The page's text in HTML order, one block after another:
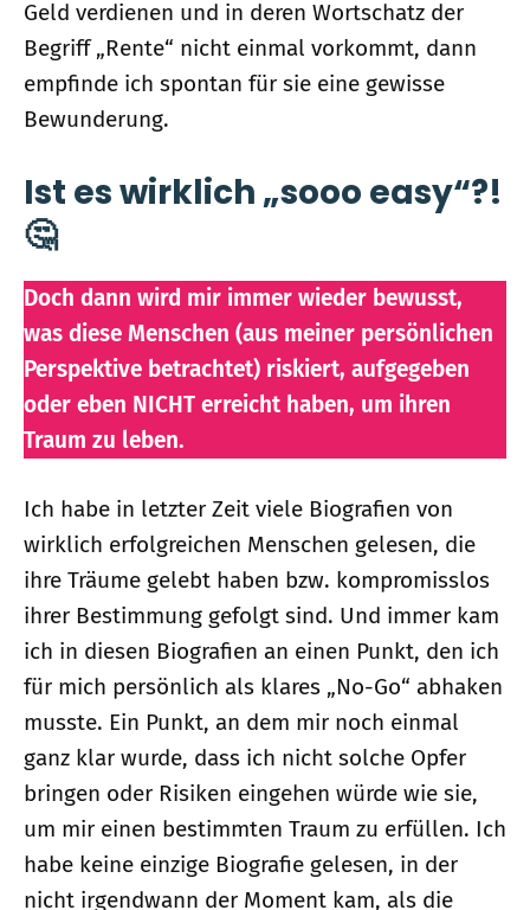
Geld verdienen und in deren Wortschatz der
Begriff „Rente“ nicht einmal vorkommt, dann
empfinde ich spontan für sie eine gewisse
Bewunderung.
Ist es wirklich „sooo easy“?!
🤔
Doch dann wird mir immer wieder bewusst,
was diese Menschen (aus meiner per­sön­­lich­en
Per­spek­tive be­trach­tet) riskiert, auf­gege­ben
oder eben NICHT er­reicht haben, um ihren
Traum zu leben.
Ich habe in letzter Zeit viele Biografien von
wirklich erfolgreichen Menschen gelesen, die
ihre Träume gelebt haben bzw. kompromisslos
ihrer Bestimmung gefolgt sind. Und immer kam
ich in diesen Biografien an einen Punkt, den ich
für mich persönlich als klares „No-Go“ abhaken
musste. Ein Punkt, an dem mir noch einmal
ganz klar wurde, dass ich nicht solche Opfer
bringen oder Risiken eingehen würde wie sie,
um mir einen bestimmten Traum zu erfüllen. Ich
habe keine einzige Biografie gelesen, in der
nicht irgendwann der Moment kam, als die